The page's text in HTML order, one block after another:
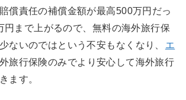
償責任の補償金額が最高500万円だっ
円まで上がるので、無料の海外旅行保
ないのではという不安もなくなり、
エ
旅行保険のみでより安心して海外旅行
ます。